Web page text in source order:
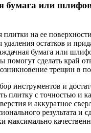
бумага или
плитки на ее
остатков и
бумага или
помогут сделать край
трещин в
инструментов и
плитку с точностью и
и аккуратное
результата и
максимально